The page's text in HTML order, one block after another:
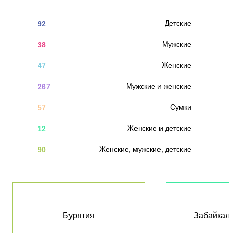
267 Мужские и женские
90 Женские, мужские, детские
12 Женские и детские
92 Детские
38 Мужские
47 Женские
57 Сумки
Бурятия